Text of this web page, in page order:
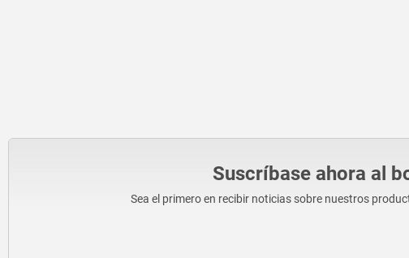
Suscríbase ahora al
Sea el primero en recibir noticias sobre nuestros